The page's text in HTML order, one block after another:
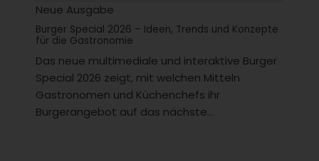
Neue Ausgabe
Burger Special 2026 – Ideen, Trends und Konzepte
für die Gastronomie
Das neue multimediale und interaktive Burger
Special 2026 zeigt, mit welchen Mitteln
Gastronomen und Küchenchefs ihr
Burgerangebot auf das nächste...